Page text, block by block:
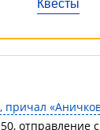
Квесты
причал
отправление